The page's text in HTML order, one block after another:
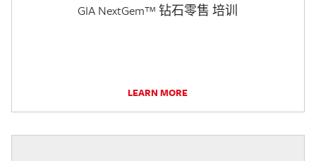
GIA NextGem™ 钻石零售 培训
LEARN MORE